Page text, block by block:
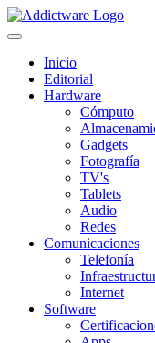
Inicio
Editorial
Hardware
Cómputo
Gadgets
Fotografía
TV's
Tablets
Audio
Redes
Comunicaciones
Telefonía
Internet
Software